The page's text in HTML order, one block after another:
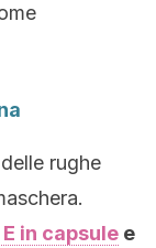
rughe
in capsule e